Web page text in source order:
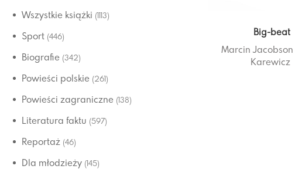
Wszystkie książki (1113)
Sport (446)
Biografie (342)
Powieści polskie (261)
Powieści zagraniczne (138)
Literatura faktu (597)
Reportaż (46)
Dla młodzieży (145)
Big-beat
Marcin Jacobson
Karewicz